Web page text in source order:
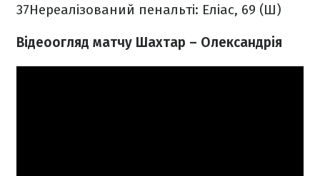
37Нереалізований пенальті: Еліас, 69 (Ш)
Відеоогляд матчу Шахтар – Олександрія